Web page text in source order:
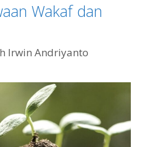
Wakaf dan
Irwin Andriyanto